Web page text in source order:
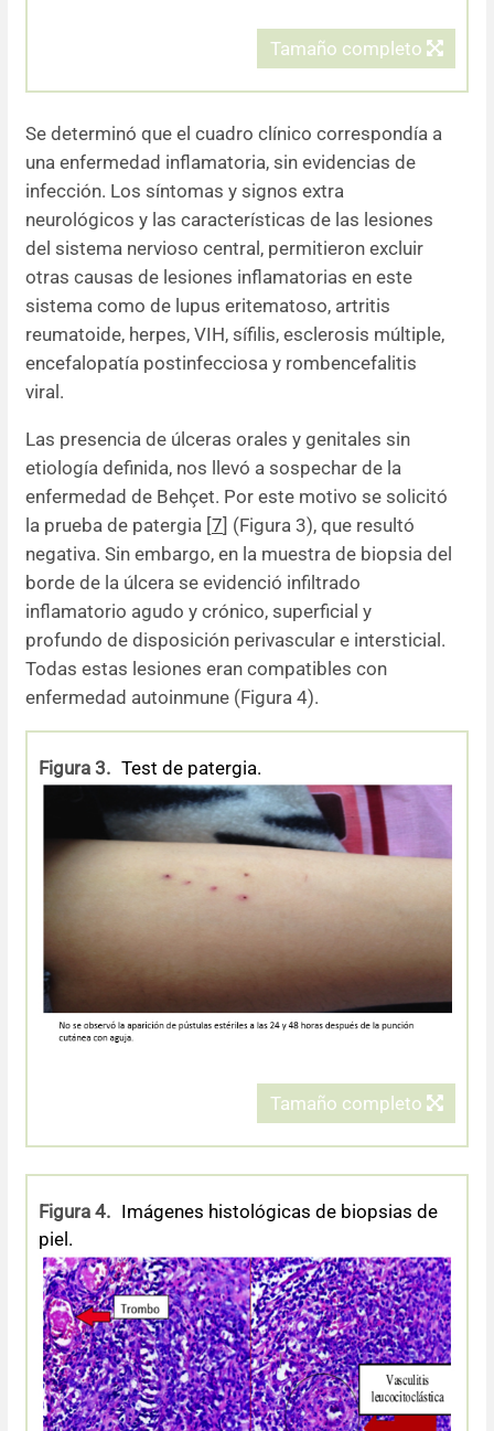
Tamaño completo
Se determinó que el cuadro clínico correspondía a
una enfermedad inflamatoria, sin evidencias de
infección. Los síntomas y signos extra
neurológicos y las características de las lesiones
del sistema nervioso central, permitieron excluir
otras causas de lesiones inflamatorias en este
sistema como de lupus eritematoso, artritis
reumatoide, herpes, VIH, sífilis, esclerosis múltiple,
encefalopatía postinfecciosa y rombencefalitis
viral.
Las presencia de úlceras orales y genitales sin
etiología definida, nos llevó a sospechar de la
enfermedad de Behçet. Por este motivo se solicitó
la prueba de patergia [7] (Figura 3), que resultó
negativa. Sin embargo, en la muestra de biopsia del
borde de la úlcera se evidenció infiltrado
inflamatorio agudo y crónico, superficial y
profundo de disposición perivascular e intersticial.
Todas estas lesiones eran compatibles con
enfermedad autoinmune (Figura 4).
Figura 3. Test de patergia.
Tamaño completo
Figura 4. Imágenes histológicas de biopsias de
piel.